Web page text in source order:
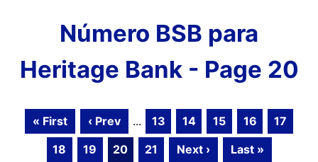
Número BSB para
Heritage Bank - Page 20
« First ‹ Prev ... 13 14 15 16
17
18
19 20 21 Next › Last »